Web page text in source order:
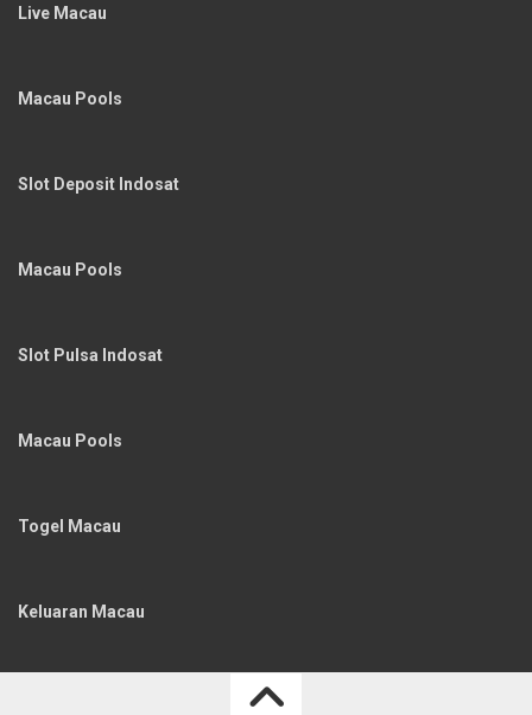
Live Macau
Macau Pools
Slot Deposit Indosat
Macau Pools
Slot Pulsa Indosat
Macau Pools
Togel Macau
Keluaran Macau